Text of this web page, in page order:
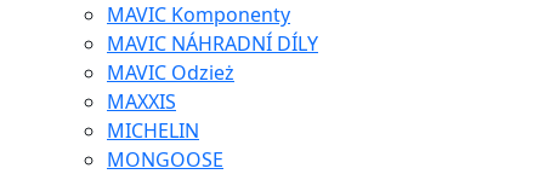
MAVIC Komponenty
MAVIC NÁHRADNÍ DÍLY
MAVIC Odzież
MAXXIS
MICHELIN
MONGOOSE